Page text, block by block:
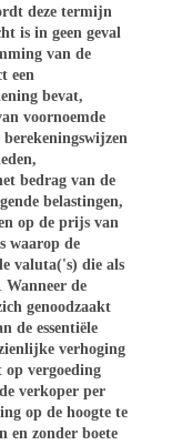
deze termijn
is in geen geval
van de
een
bevat,
voornoemde
bedrag van de
belastingen,
op de prijs van
waarop de
valuta('s) die als
de
genoodzaakt
de essentiële
verhoging
vergoeding
verkoper per
op de hoogte te
en zonder boete